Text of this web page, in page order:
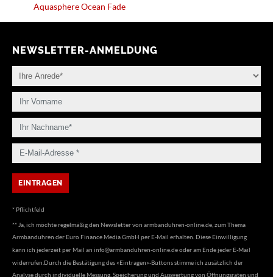
Aquasphere Ocean Fade
NEWSLETTER-ANMELDUNG
* Pflichtfeld
** Ja, ich möchte regelmäßig den Newsletter von armbanduhren-online.de, zum Thema
Armbanduhren der Euro Finance Media GmbH per E-Mail erhalten. Diese Einwilligung
kann ich jederzeit per Mail an info@armbanduhren-online.deoder am Ende jeder E-Mail
widerrufen.Durch die Bestätigung des «Eintragen»-Buttons stimme ich zusätzlich der
Analyse durch individuelle Messung, Speicherung und Auswertung von Öffnungsraten und